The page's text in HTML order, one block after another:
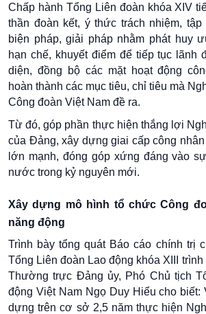
Chấp hành Tổng Liên đoàn khóa XIV
thần đoàn kết, ý thức trách nhiệm,
biện pháp, giải pháp nhằm phát huy
hạn chế, khuyết điểm để tiếp tục lãnh
diện, đồng bộ các mặt hoạt động
hoàn thành các mục tiêu, chỉ tiêu mà
Công đoàn Việt Nam đề ra.
Từ đó, góp phần thực hiện thắng lợi
của Đảng, xây dựng giai cấp công
lớn mạnh, đóng góp xứng đáng vào
nước trong kỷ nguyên mới.
Xây dựng mô hình tổ chức Công
năng động
Trình bày tổng quát Báo cáo chính trị
Tổng Liên đoàn Lao động khóa XIII
Thường trực Đảng ủy, Phó Chủ tịch
động Việt Nam Ngọ Duy Hiểu cho
dựng trên cơ sở 2,5 năm thực hiện